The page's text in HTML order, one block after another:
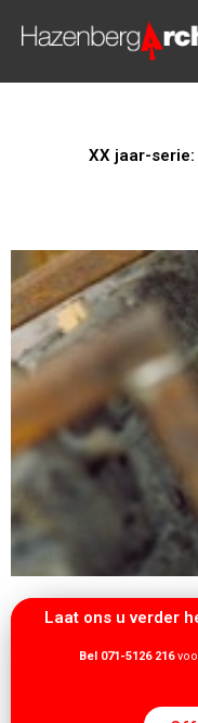
XX jaar-
Laat ons u verder
Bel 071-5126 216